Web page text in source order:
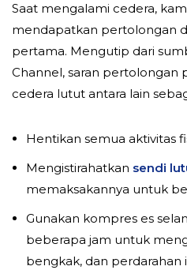
Saat mengalami cedera,
mendapatkan pertolongan
pertama. Mengutip dari
Channel, saran pertolongan
cedera lutut antara lain
Hentikan semua aktivitas
Mengistirahatkan sendi
memaksakannya untuk
Gunakan kompres es
beberapa jam untuk
bengkak, dan perdarahan